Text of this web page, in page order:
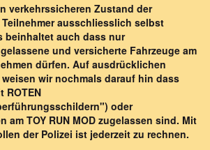
verkehrssicheren Zustand der
ausschliesslich selbst
beinhaltet auch dass nur
und versicherte Fahrzeuge am
dürfen. Auf ausdrücklichen
wir nochmals darauf hin dass
ROTEN
oder
am TOY RUN MOD zugelassen sind. Mit
der Polizei ist jederzeit zu rechnen.